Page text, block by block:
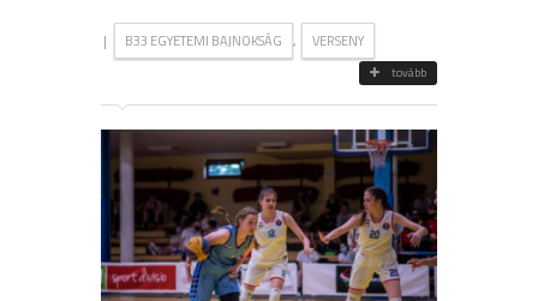
| B33 EGYETEMI BAJNOKSÁG , VERSENY
tovább